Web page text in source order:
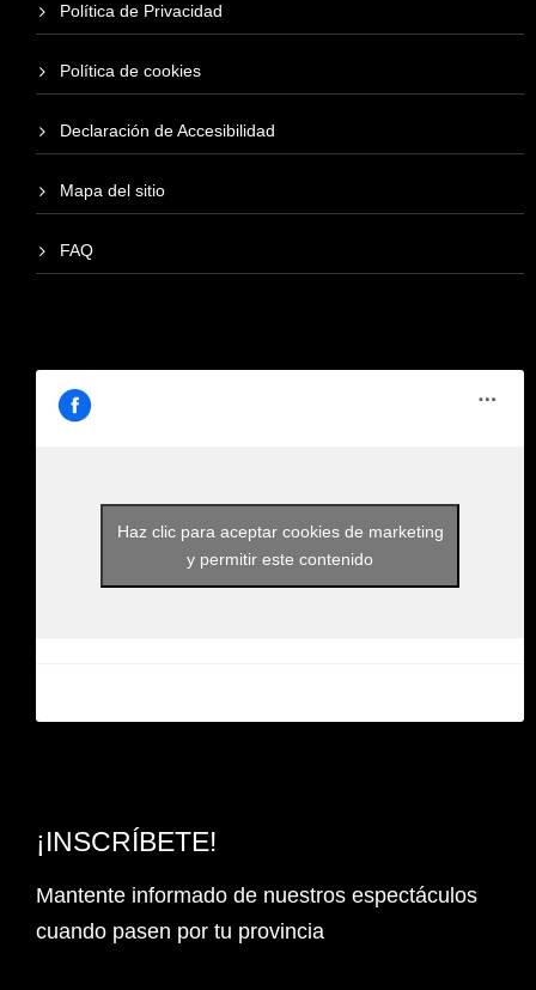
Política de Privacidad
Política de cookies
Declaración de Accesibilidad
Mapa del sitio
FAQ
Haz clic para aceptar cookies de marketing
y permitir este contenido
¡INSCRÍBETE!
Mantente informado de nuestros espectáculos
cuando pasen por tu provincia